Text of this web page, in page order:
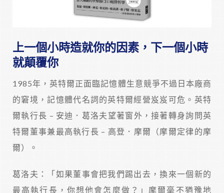
上一個小時造就你的因素，下一個小時
就顛覆你
1985年，英特爾正面臨記憶體生意競爭不過日本廠商
的窘境，記憶體代名詞的英特爾經營岌岌可危。英特
爾執行長 – 安迪．葛洛夫望著窗外，接著轉身詢問英
特爾董事兼最高執行長 – 高登．摩爾（摩爾定律的摩
爾）。
葛洛夫：「如果董事會把我們踢出去，換來一個新的
最高執行長，你想他會怎麼做？」摩爾毫不猶豫地